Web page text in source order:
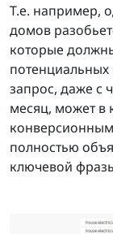
Т.е. например,
домов
которые
запрос, даже с
месяц, может в
полностью
ключевой